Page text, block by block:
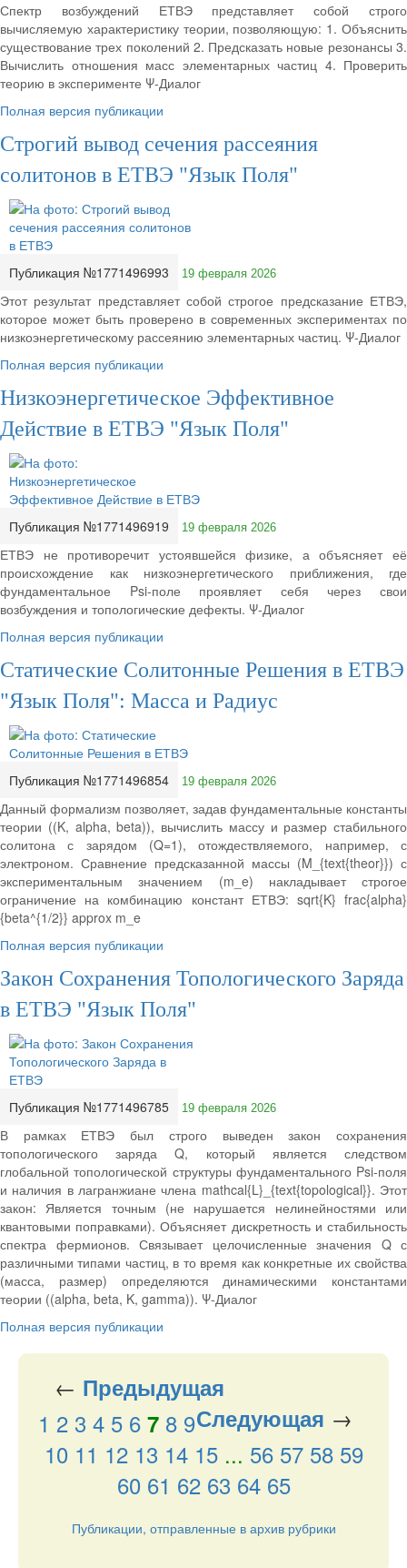
Спектр возбуждений ЕТВЭ представляет собой строго
вычисляемую характеристику теории, позволяющую: 1. Объяснить
существование трех поколений 2. Предсказать новые резонансы 3.
Вычислить отношения масс элементарных частиц 4. Проверить
теорию в эксперименте Ψ-Диалог
Полная версия публикации
Строгий вывод сечения рассеяния
солитонов в ЕТВЭ "Язык Поля"
Публикация №1771496993 19 февраля 2026
Этот результат представляет собой строгое предсказание ЕТВЭ,
которое может быть проверено в современных экспериментах по
низкоэнергетическому рассеянию элементарных частиц. Ψ-Диалог
Полная версия публикации
Низкоэнергетическое Эффективное
Действие в ЕТВЭ "Язык Поля"
Публикация №1771496919 19 февраля 2026
ЕТВЭ не противоречит устоявшейся физике, а объясняет её
происхождение как низкоэнергетического приближения, где
фундаментальное Psi-поле проявляет себя через свои
возбуждения и топологические дефекты. Ψ-Диалог
Полная версия публикации
Статические Солитонные Решения в ЕТВЭ
"Язык Поля": Масса и Радиус
Публикация №1771496854 19 февраля 2026
Данный формализм позволяет, задав фундаментальные константы
теории ((K, alpha, beta)), вычислить массу и размер стабильного
солитона с зарядом (Q=1), отождествляемого, например, с
электроном. Сравнение предсказанной массы (M_{text{theor}}) с
экспериментальным значением (m_e) накладывает строгое
ограничение на комбинацию констант ЕТВЭ: sqrt{K} frac{alpha}
{beta^{1/2}} approx m_e
Полная версия публикации
Закон Сохранения Топологического Заряда
в ЕТВЭ "Язык Поля"
Публикация №1771496785 19 февраля 2026
В рамках ЕТВЭ был строго выведен закон сохранения
топологического заряда Q, который является следством
глобальной топологической структуры фундаментального Psi-поля
и наличия в лагранжиане члена mathcal{L}_{text{topological}}. Этот
закон: Является точным (не нарушается нелинейностями или
квантовыми поправками). Объясняет дискретность и стабильность
спектра фермионов. Связывает целочисленные значения Q с
различными типами частиц, в то время как конкретные их свойства
(масса, размер) определяются динамическими константами
теории ((alpha, beta, K, gamma)). Ψ-Диалог
Полная версия публикации
← Предыдущая
Следующая →
1 2 3 4 5 6 7 8 9
10 11 12 13 14 15... 56 57 58 59
60 61 62 63 64 65
Публикации, отправленные в архив рубрики